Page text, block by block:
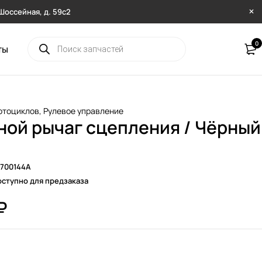
д. 59с2
0
, Рулевое управление
рычаг сцепления / Чёрный
для предзаказа